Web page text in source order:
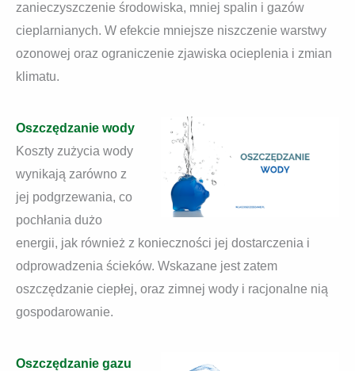
zanieczyszczenie środowiska, mniej spalin i gazów
cieplarnianych. W efekcie mniejsze niszczenie warstwy
ozonowej oraz ograniczenie zjawiska ocieplenia i zmian
klimatu.
Oszczędzanie wody
Koszty zużycia wody
wynikają zarówno z
jej podgrzewania, co
pochłania dużo
energii, jak również z konieczności jej dostarczenia i
odprowadzenia ścieków. Wskazane jest zatem
oszczędzanie ciepłej, oraz zimnej wody i racjonalne nią
gospodarowanie.
Oszczędzanie gazu